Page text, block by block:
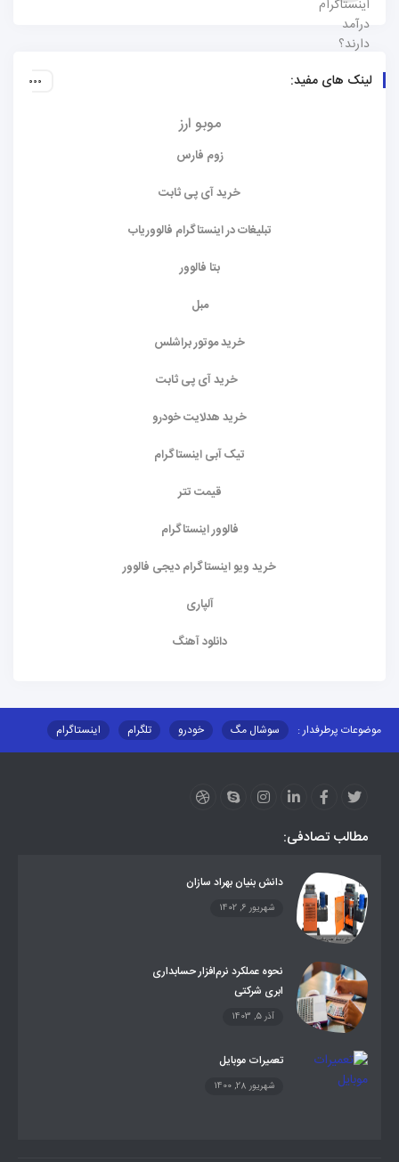
لینک های مفید:
موبو ارز
زوم فارس
خرید آی پی ثابت
تبلیغات در اینستاگرام فالووریاب
بتا فالوور
مبل
خرید موتور براشلس
خرید آی پی ثابت
خرید هدلایت خودرو
تیک آبی اینستاگرام
قیمت تتر
فالوور اینستاگرام
خرید ویو اینستاگرام دیجی فالوور
آلپاری
دانلود آهنگ
موضوعات پرطرفدار : سوشال مگ خودرو تلگرام
اینستاگرام
مطالب تصادفی:
دانش بنیان بهراد سازان
شهریور 6, 1402
نحوه عملکرد نرم‌افزار حسابداری
ابری شرکتی
آذر 5, 1403
تعمیرات موبایل
شهریور 28, 1400